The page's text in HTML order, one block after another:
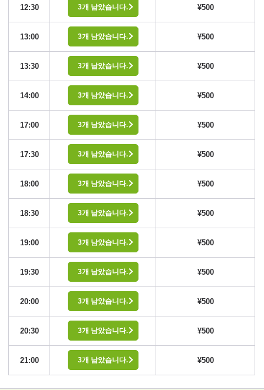
12:30 3개 남았습니다. ¥500
13:00 3개 남았습니다. ¥500
13:30 3개 남았습니다. ¥500
14:00 3개 남았습니다. ¥500
17:00 3개 남았습니다. ¥500
17:30 3개 남았습니다. ¥500
18:00 3개 남았습니다. ¥500
18:30 3개 남았습니다. ¥500
19:00 3개 남았습니다. ¥500
19:30 3개 남았습니다. ¥500
20:00 3개 남았습니다. ¥500
20:30 3개 남았습니다. ¥500
21:00 3개 남았습니다. ¥500